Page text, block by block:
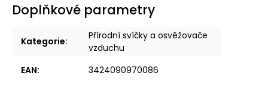
Doplňkové parametry
Kategorie:
Přírodní svíčky a osvěžovače
vzduchu
EAN: 3424090970086